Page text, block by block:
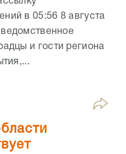
в 05:56 8 августа
и гости региона